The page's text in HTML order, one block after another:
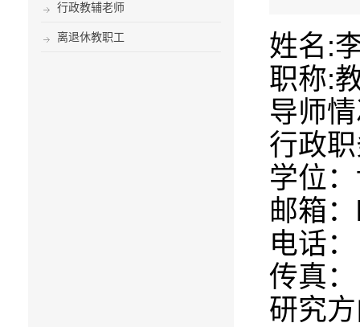
行政教辅老师
离退休教职工
姓名:
职称:
导师
行政
学位
邮箱
电话：
传真：
研究